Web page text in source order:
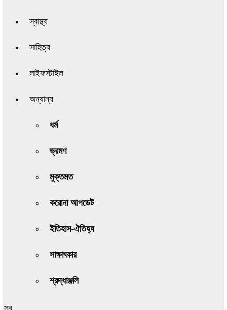
স্বাস্থ্য
সাহিত্য
লাইফস্টাইল
অন্যান্য
ধর্ম
ভ্রমণ
মুক্তমত
করোনা আপডেট
ইতিহাস-ঐতিহ্য
সাক্ষাৎকার
শ্রদ্ধাঞ্জলি
সব